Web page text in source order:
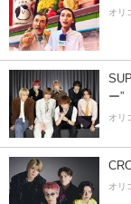
オリ
ー”
オリ
オリ